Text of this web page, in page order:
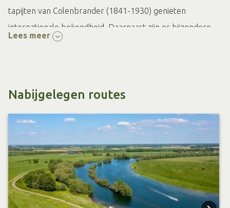
tapijten van Colenbrander (1841-1930) genieten
internationale bekendheid. Daarnaast zijn er bijzondere
wisselexposities, zoals bijvoorbeeld over de Stoomtram in
Lees meer
Nabijgelegen routes